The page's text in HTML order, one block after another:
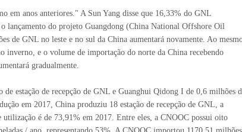
em anos anteriores." A Sun Yang disse que 16,33% do GNL
lançamento do projeto Guangdong (China National Offshore Oil
de GNL no leste e no sul da China aumentará novamente. Ao
inverno, e o volume de importação do norte da China recebendo
gradualmente.
estação de recepção de GNL e Guanghui Qidong I de 0,6 milhões
em 2017, China produziu 18 estação de recepção de GNL, a
utilização é de 73,91% em 2017. Entre eles, a CNOOC possui oito